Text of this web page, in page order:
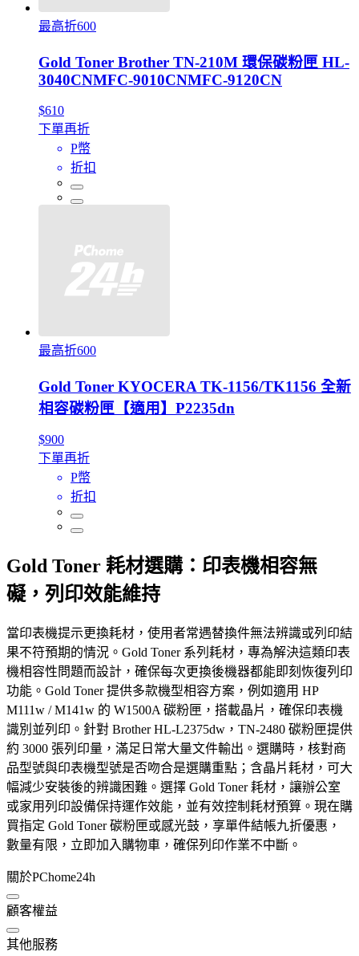
最高折600
Gold Toner Brother TN-210M 環保碳粉匣 HL-
3040CNMFC-9010CNMFC-9120CN
$610
下單再折
P幣
折扣
最高折600
Gold Toner KYOCERA TK-1156/TK1156 全新
相容碳粉匣【適用】P2235dn
$900
下單再折
P幣
折扣
Gold Toner 耗材選購：印表機相容無
礙，列印效能維持
當印表機提示更換耗材，使用者常遇替換件無法辨識或列印結
果不符預期的情況。Gold Toner 系列耗材，專為解決這類印表
機相容性問題而設計，確保每次更換後機器都能即刻恢復列印
功能。Gold Toner 提供多款機型相容方案，例如適用 HP
M111w / M141w 的 W1500A 碳粉匣，搭載晶片，確保印表機
識別並列印。針對 Brother HL-L2375dw，TN-2480 碳粉匣提供
約 3000 張列印量，滿足日常大量文件輸出。選購時，核對商
品型號與印表機型號是否吻合是選購重點；含晶片耗材，可大
幅減少安裝後的辨識困難。選擇 Gold Toner 耗材，讓辦公室
或家用列印設備保持運作效能，並有效控制耗材預算。現在購
買指定 Gold Toner 碳粉匣或感光鼓，享單件結帳九折優惠，
數量有限，立即加入購物車，確保列印作業不中斷。
關於PChome24h
顧客權益
其他服務